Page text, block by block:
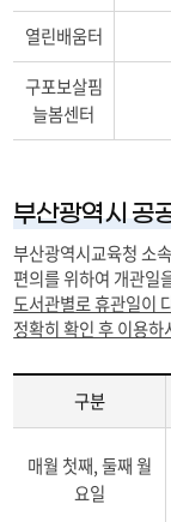
관
련
표
입
다.
열린배움터
구포보살핌
늘봄센터
부산광역시 공
부산광역시교육청 소
편의를 위하여 개관일
도서관별로 휴관일이
정확히 확인 후 이용하
구분
매월 첫째, 둘째 월
요일